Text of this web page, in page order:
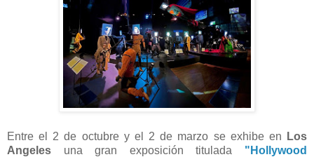
Entre el 2 de octubre y el 2 de marzo se exhibe en
Los
Angeles una gran exposición titulada "Hollywood